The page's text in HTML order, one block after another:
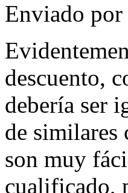
Enviado por
descuento,
debería ser
de similares
son muy
cualificado,